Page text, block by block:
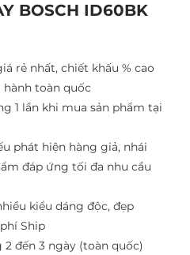
BOSCH ID60BK
rẻ nhất, chiết khấu % cao
hành toàn quốc
1 lần khi mua sản phẩm tại
phát hiện hàng giả, nhái
đáp ứng tối đa nhu cầu
kiểu dáng độc, đẹp
Ship
đến 3 ngày (toàn quốc)